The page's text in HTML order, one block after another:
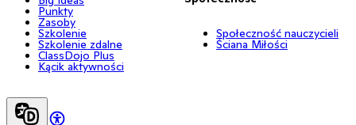
Punkty
Zasoby
Szkolenie
Szkolenie zdalne
ClassDojo Plus
Kącik aktywności
Społeczność nauczycieli
Ściana Miłości